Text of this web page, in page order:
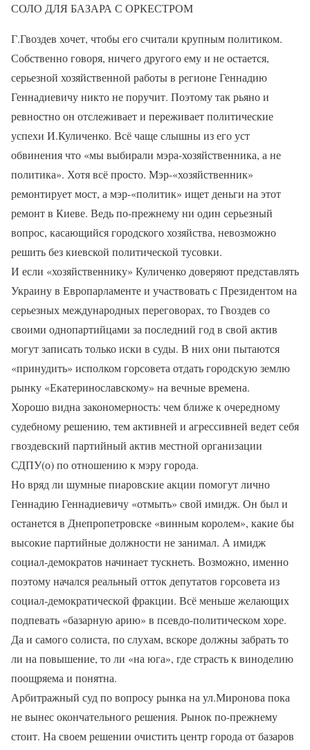
СОЛО ДЛЯ БАЗАРА С ОРКЕСТРОМ
Г.Гвоздев хочет, чтобы его считали крупным политиком.
Собственно говоря, ничего другого ему и не остается,
серьезной хозяйственной работы в регионе Геннадию
Геннадиевичу никто не поручит. Поэтому так рьяно и
ревностно он отслеживает и переживает политические
успехи И.Куличенко. Всё чаще слышны из его уст
обвинения что «мы выбирали мэра-хозяйственника, а не
политика». Хотя всё просто. Мэр-«хозяйственник»
ремонтирует мост, а мэр-«политик» ищет деньги на этот
ремонт в Киеве. Ведь по-прежнему ни один серьезный
вопрос, касающийся городского хозяйства, невозможно
решить без киевской политической тусовки.
И если «хозяйственнику» Куличенко доверяют представлять
Украину в Европарламенте и участвовать с Президентом на
серьезных международных переговорах, то Гвоздев со
своими однопартийцами за последний год в свой актив
могут записать только иски в суды. В них они пытаются
«принудить» исполком горсовета отдать городскую землю
рынку «Екатеринославскому» на вечные времена.
Хорошо видна закономерность: чем ближе к очередному
судебному решению, тем активней и агрессивней ведет себя
гвоздевский партийный актив местной организации
СДПУ(о) по отношению к мэру города.
Но вряд ли шумные пиаровские акции помогут лично
Геннадию Геннадиевичу «отмыть» свой имидж. Он был и
останется в Днепропетровске «винным королем», какие бы
высокие партийные должности не занимал. А имидж
социал-демократов начинает тускнеть. Возможно, именно
поэтому начался реальный отток депутатов горсовета из
социал-демократической фракции. Всё меньше желающих
подпевать «базарную арию» в псевдо-политическом хоре.
Да и самого солиста, по слухам, вскоре должны забрать то
ли на повышение, то ли «на юга», где страсть к виноделию
поощряема и понятна.
Арбитражный суд по вопросу рынка на ул.Миронова пока
не вынес окончательного решения. Рынок по-прежнему
стоит. На своем решении очистить центр города от базаров